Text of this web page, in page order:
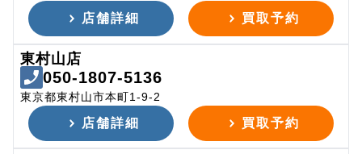
店舗詳細 買取予約
東村山店
050-1807-5136
東京都東村山市本町1-9-2
店舗詳細 買取予約